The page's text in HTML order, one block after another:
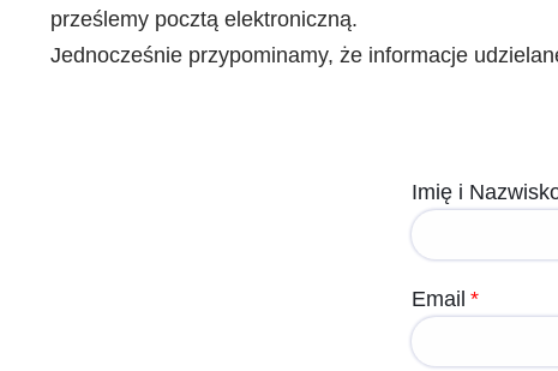
prześlemy pocztą elektroniczną.
Jednocześnie przypominamy, że informacje
Dane
osobowe
instytucji:
Imię i
Email